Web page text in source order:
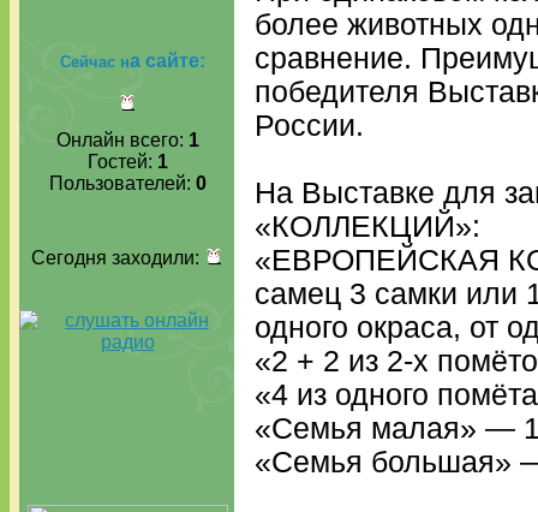
Сейчас на сайте:
Онлайн всего: 1
Гостей: 1
Пользователей: 0
Сегодня заходили:
более животных
сравнение.
победителя
России.
На Выставке для
«КОЛЛЕКЦИЙ»:
«ЕВРОПЕЙСКАЯ
самец 3 самки или
одного окраса, от
«2 + 2 из 2-х
«4 из одного
«Семья малая» — 1
«Семья большая»